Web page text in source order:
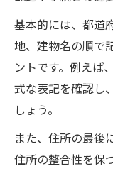
術
宛先入力時
買取現
表記ゆ
買取業
買取の
基本的には、都道
地、建物名の順で
ントです。例えば
式な表記を確認し
しょう。
また、住所の最後
住所の整合性を保